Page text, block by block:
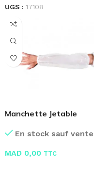
UGS : 17108
Manchette Jetable
En stock sauf vente
MAD 0,00 TTC